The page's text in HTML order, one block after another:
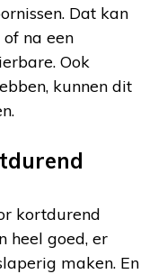
Dat kan
na een
Ook
kunnen dit
kortdurend
heel goed, er
maken. En